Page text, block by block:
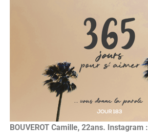
BOUVEROT Camille, 22ans. Instagram :